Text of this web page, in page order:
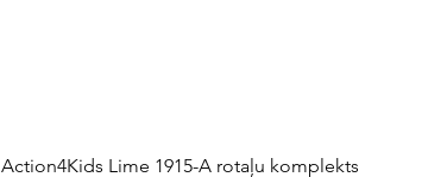
Action4Kids Lime 1915-A rotaļu komplekts